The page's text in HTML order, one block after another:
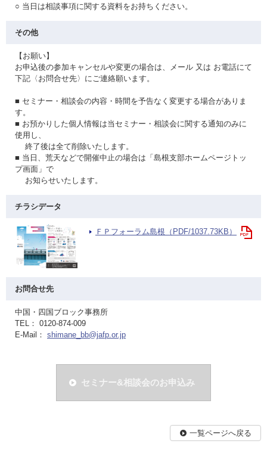
○ 当日は相談事項に関する資料をお持ちください。
その他
【お願い】
お申込後の参加キャンセルや変更の場合は、メール 又は お電話にて
下記〈お問合せ先〉にご連絡願います。
■ セミナー・相談会の内容・時間を予告なく変更する場合がありま
す。
■ お預かりした個人情報は当セミナー・相談会に関する通知のみに
使用し、
終了後は全て削除いたします。
■ 当日、荒天などで開催中止の場合は「島根支部ホームページトッ
プ画面」で
お知らせいたします。
チラシデータ
ＦＰフォーラム島根（PDF/1037.73KB）
お問合せ先
中国・四国ブロック事務所
TEL： 0120-874-009
E-Mail： shimane_bb@jafp.or.jp
セミナー&相談会のお申込み
一覧ページへ戻る